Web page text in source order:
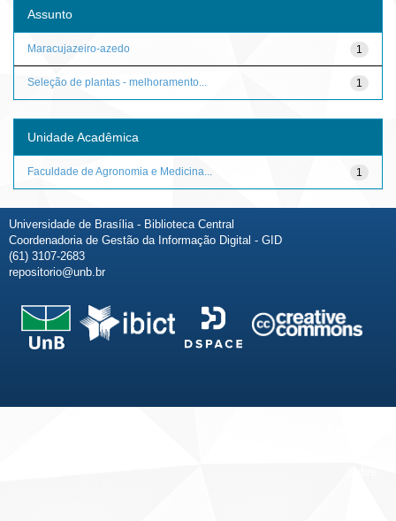
Assunto
1
Maracujazeiro-azedo
1
Seleção de plantas - melhoramento...
Unidade Acadêmica
1
Faculdade de Agronomia e Medicina...
Universidade de Brasília - Biblioteca Central
Coordenadoria de Gestão da Informação Digital - GID
(61) 3107-2683
repositorio@unb.br